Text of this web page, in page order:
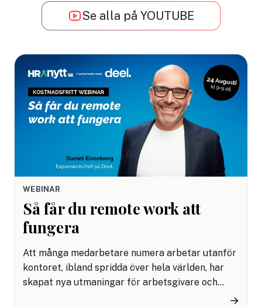
Se alla på YOUTUBE
WEBINAR
Så får du remote work att
fungera
Att många medarbetare numera arbetar utanför
kontoret, ibland spridda över hela världen, har
skapat nya utmaningar för arbetsgivare och
→